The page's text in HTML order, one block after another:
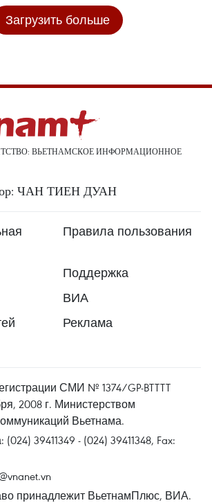
Загрузить больше
ВЬЕТНАМСКОЕ ИНФОРМАЦИОННОЕ
ЧАН ТИЕН ДУАН
Правила пользования
Поддержка
ВИА
Реклама
СМИ № 1374/GP-BTTTT
2008 г. Министерством
Вьетнама.
39411349 - (024) 39411348, Fax:
принадлежит ВьетнамПлюс, ВИА.